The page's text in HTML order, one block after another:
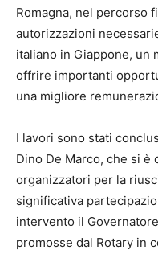
Romagna, nel percorso
autorizzazioni
italiano in Giappone, un
offrire importanti
una migliore
I lavori sono stati
Dino De Marco, che si è
organizzatori per la
significativa
intervento il
promosse dal Rotary in